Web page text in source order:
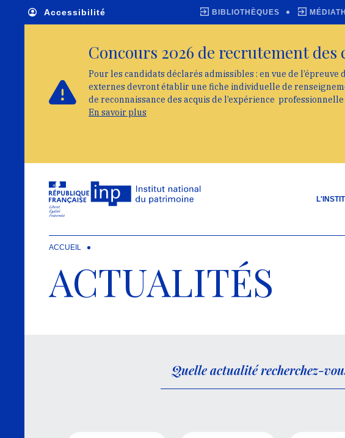
Accessibilité BIBLIOTHÈQUES
Concours 2026 de recrutement
Pour les candidats déclarés admissibles : en vue de
externes devront établir une fiche individuelle de
de reconnaissance des acquis de l’expérience professionnelle
En savoir plus
ACCUEIL
ACTUALITÉS